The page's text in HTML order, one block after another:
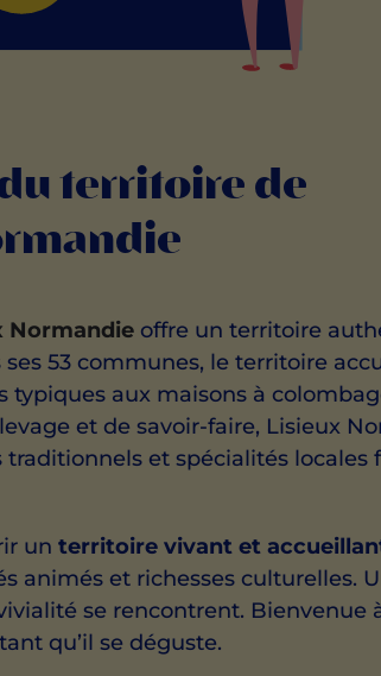
territoire de
Normandie offre un territoire
ses 53 communes, le territoire
aux maisons à
et de savoir-faire, Lisieux
et spécialités locales
un territoire vivant et
animés et richesses culturelles.
se rencontrent. Bienvenue
qu’il se déguste.